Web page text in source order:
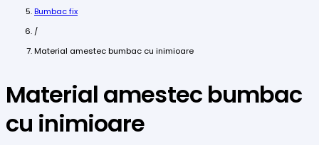
Bumbac fix
/
Material amestec bumbac cu inimioare
Material amestec bumbac
cu inimioare